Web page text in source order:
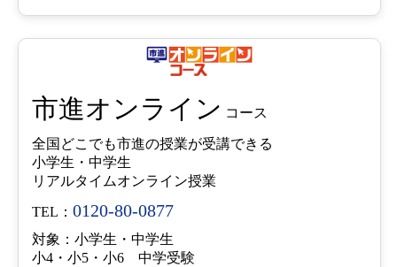
市進オンライン コース
全国どこでも市進の授業が受講できる
小学生・中学生
リアルタイムオンライン授業
TEL： 0120-80-0877
対象：小学生・中学生
小4・小5・小6 中学受験